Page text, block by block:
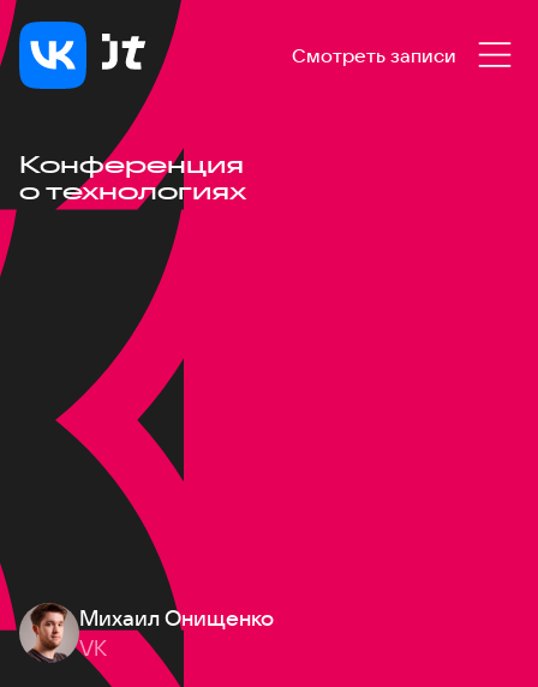
Смотреть записи
Конференция
о технологиях
Михаил Онищенко
VK